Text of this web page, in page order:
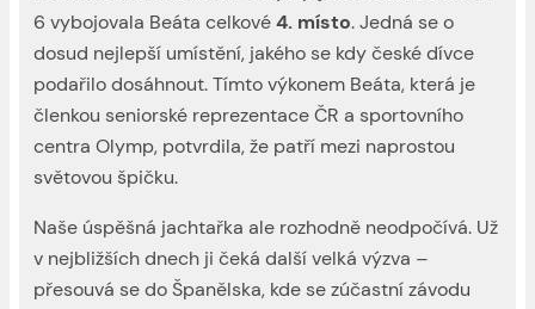
6 vybojovala Beáta celkové4. místo. Jedná se o
dosud nejlepší umístění, jakého se kdy české dívce
podařilo dosáhnout. Tímto výkonem Beáta, která je
členkou seniorské reprezentace ČR a sportovního
centra Olymp, potvrdila, že patří mezi naprostou
světovou špičku.
Naše úspěšná jachtařka ale rozhodně neodpočívá. Už
v nejbližších dnech ji čeká další velká výzva –
přesouvá se do Španělska, kde se zúčastní závodu